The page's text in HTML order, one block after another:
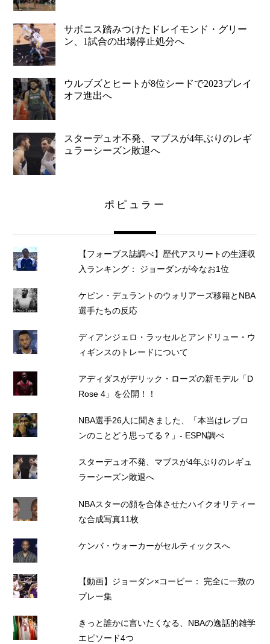
サボニス踏みつけたドレイモンド・グリー
ン、1試合の出場停止処分へ
ウルブズとヒートが8位シードで2023プレイ
オフ進出へ
スターデュオ不発、マブスが4年ぶりのレギ
ュラーシーズン敗退へ
ポピュラー
【フォーブス誌調べ】歴代アスリートの生涯収
入ランキング： ジョーダンが今なお1位
ケビン・デュラントのウォリアーズ移籍とNBA
選手たちの反応
ディアンジェロ・ラッセルとアンドリュー・ウ
ィギンスのトレードについて
アディダスがデリック・ローズの新モデル「D
Rose 4」を公開！！
NBA選手26人に聞きました、「本当はレブロ
ンのことどう思ってる？」- ESPN調べ
スターデュオ不発、マブスが4年ぶりのレギュ
ラーシーズン敗退へ
NBAスターの顔を合体させたハイクオリティー
な合成写真11枚
ケンバ・ウォーカーがセルティックスへ
【動画】ジョーダン×コービー： 完全に一致の
プレー集
きっと誰かに言いたくなる、NBAの逸話的雑学
エピソード4つ